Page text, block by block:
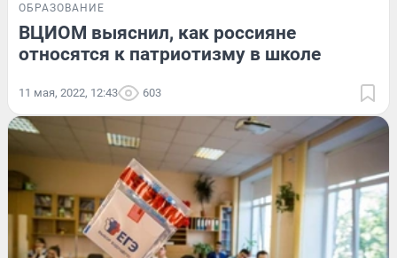
ОБРАЗОВАНИЕ
ВЦИОМ выяснил, как россияне
относятся к патриотизму в школе
11 мая, 2022, 12:43 603